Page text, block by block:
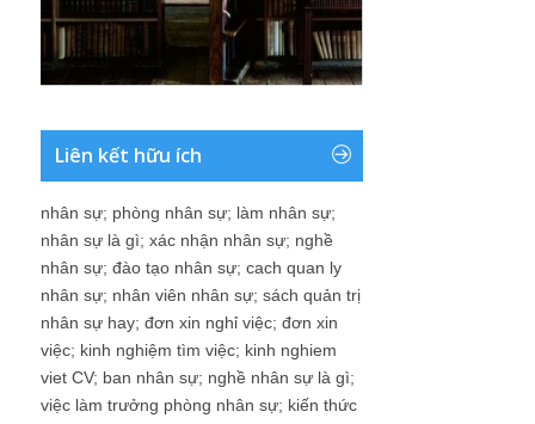
Liên kết hữu ích
nhân sự; phòng nhân sự; làm nhân sự;
nhân sự là gì; xác nhận nhân sự; nghề
nhân sự; đào tạo nhân sự; cach quan ly
nhân sự; nhân viên nhân sự; sách quản trị
nhân sự hay; đơn xin nghỉ việc; đơn xin
việc; kinh nghiệm tìm việc; kinh nghiem
viet CV; ban nhân sự; nghề nhân sự là gì;
việc làm trưởng phòng nhân sự; kiến thức